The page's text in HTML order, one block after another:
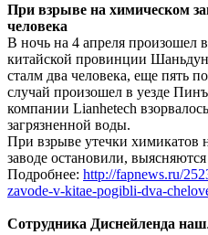
При взрыве на химическом
человека
В ночь на 4 апреля произошел
китайской провинции
сталм два человека, еще пять
случай произошел в уезде
компании Lianhetech
загрязненной воды.
При взрыве утечки химикатов
заводе остановили,
Подробнее: http://fapnews.ru/
zavode-v-kitae-pogibli-dva-
Сотрудника Диснейленда